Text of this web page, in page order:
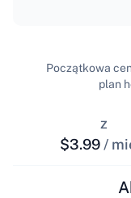
z
$3.99 /
Początkowa
plan